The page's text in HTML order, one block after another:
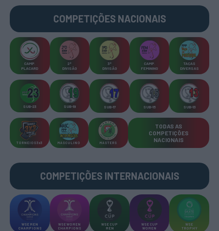
COMPETIÇÕES NACIONAIS
CAMP
PLACARD
2ª
DIVISÃO
3ª
DIVISÃO
CAMP
FEMININO
TAÇAS
DIVERSAS
SUB-23 SUB-19 SUB-17 SUB-15 SUB-13
TORNEIOS 3x3 MASCULINO MASTERS
TODAS AS
COMPETIÇÕES
NACIONAIS
COMPETIÇÕES INTERNACIONAIS
WSE MEN
CHAMPIONS
WSE WOMEN
CHAMPIONS
WSE CUP
MEN
WSE CUP
WOMEN
WSE
TROPHY